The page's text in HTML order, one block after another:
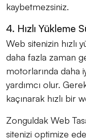
kaybetmezsiniz.
4. Hızlı Yükleme
Web sitenizin hızlı
daha fazla zaman
motorlarında daha
yardımcı olur.
kaçınarak hızlı bir
Zonguldak Web
sitenizi optimize